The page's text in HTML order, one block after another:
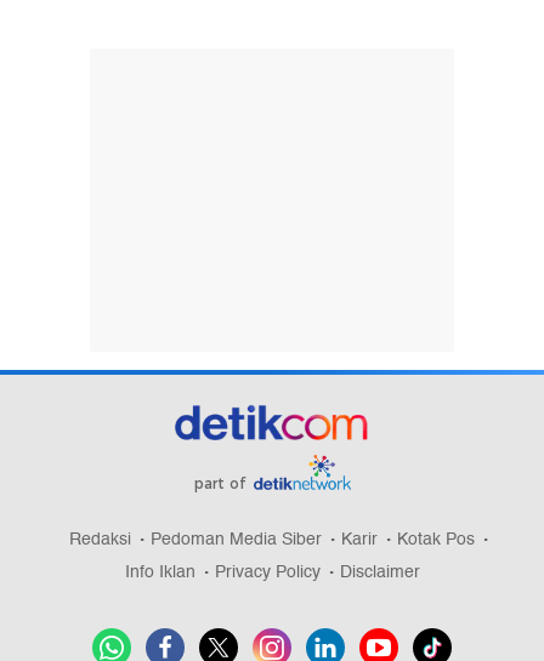
part of
Redaksi Pedoman Media Siber Karir
Kotak Pos
Info Iklan
Privacy Policy Disclaimer